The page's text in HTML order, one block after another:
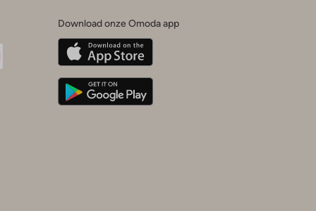
Download onze Omoda app